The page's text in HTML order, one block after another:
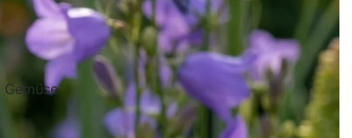
Dahli
e